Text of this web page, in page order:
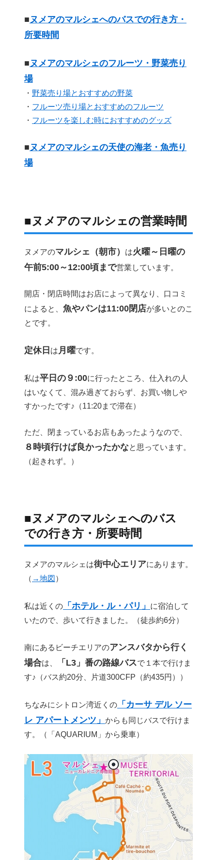
■ヌメアのマルシェへのバスでの行き方・
所要時間
■ ヌメアのマルシェのフルーツ・野菜売り
場
・ 野菜売り場とおすすめの野菜
・ フルーツ売り場とおすすめのフルーツ
・ フルーツを楽しむ時におすすめのグッズ
■ヌメアのマルシェの天使の海老・魚売り
場
■ヌメアのマルシェの営業時間
ヌメアのマルシェ（朝市） は火曜～日曜の
午前5:00～12:00頃まで営業しています。
開店・閉店時間はお店によって異なり、口コミ
によると、 魚やパンは11:00閉店が多いとのこ
とです。
定休日 は 月曜です。
私は平日の９:00に行ったところ、仕入れの人
はいなくて、混み過ぎておらず、お買い物しや
すかったです♪（11:20まで滞在）
ただ、閉まっているお店もあったようなので、
８時頃行けば良かったかなと思っています。
（起きれず。）
■ヌメアのマルシェへのバス
での行き方・所要時間
ヌメアのマルシェは街中心エリアにあります。
（ →地図 ）
私は近くの 「ホテル・ル・パリ」
に宿泊して
いたので、歩いて行きました。（徒歩約6分）
南にあるビーチエリアのアンスバタから行く
場合は、 「L3」番の路線バスで１本で行けま
す♪（バス約20分、片道300CFP（約435円））
ちなみにシトロン湾近くの 「カーサ デル ソー
レ アパートメンツ」 からも同じバスで行けま
す。（「AQUARIUM」から乗車）